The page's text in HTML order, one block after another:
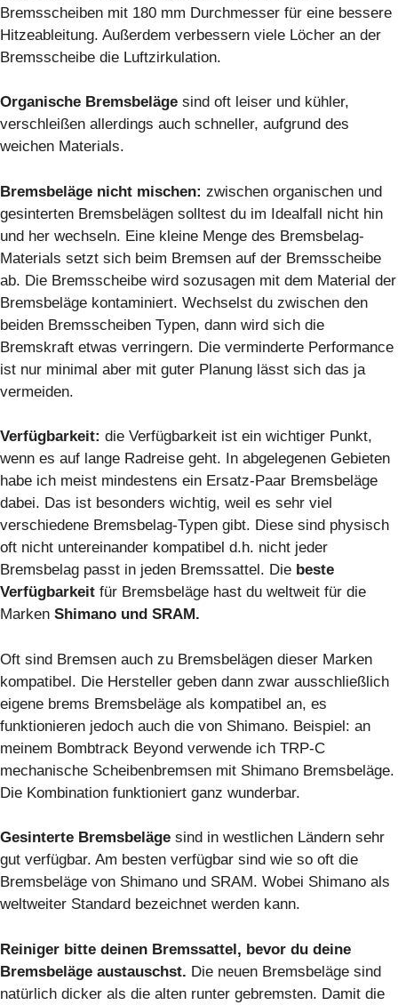
Bremsscheiben mit 180 mm Durchmesser für eine bessere
Hitzeableitung. Außerdem verbessern viele Löcher an der
Bremsscheibe die Luftzirkulation.
Organische Bremsbeläge sind oft leiser und kühler,
verschleißen allerdings auch schneller, aufgrund des
weichen Materials.
Bremsbeläge nicht mischen: zwischen organischen und
gesinterten Bremsbelägen solltest du im Idealfall nicht hin
und her wechseln. Eine kleine Menge des Bremsbelag-
Materials setzt sich beim Bremsen auf der Bremsscheibe
ab. Die Bremsscheibe wird sozusagen mit dem Material der
Bremsbeläge kontaminiert. Wechselst du zwischen den
beiden Bremsscheiben Typen, dann wird sich die
Bremskraft etwas verringern. Die verminderte Performance
ist nur minimal aber mit guter Planung lässt sich das ja
vermeiden.
Verfügbarkeit: die Verfügbarkeit ist ein wichtiger Punkt,
wenn es auf lange Radreise geht. In abgelegenen Gebieten
habe ich meist mindestens ein Ersatz-Paar Bremsbeläge
dabei. Das ist besonders wichtig, weil es sehr viel
verschiedene Bremsbelag-Typen gibt. Diese sind physisch
oft nicht untereinander kompatibel d.h. nicht jeder
Bremsbelag passt in jeden Bremssattel. Die beste
Verfügbarkeit für Bremsbeläge hast du weltweit für die
Marken Shimano und SRAM.
Oft sind Bremsen auch zu Bremsbelägen dieser Marken
kompatibel. Die Hersteller geben dann zwar ausschließlich
eigene brems Bremsbeläge als kompatibel an, es
funktionieren jedoch auch die von Shimano. Beispiel: an
meinem Bombtrack Beyond verwende ich TRP-C
mechanische Scheibenbremsen mit Shimano Bremsbeläge.
Die Kombination funktioniert ganz wunderbar.
Gesinterte Bremsbeläge sind in westlichen Ländern sehr
gut verfügbar. Am besten verfügbar sind wie so oft die
Bremsbeläge von Shimano und SRAM. Wobei Shimano als
weltweiter Standard bezeichnet werden kann.
Reiniger bitte deinen Bremssattel, bevor du deine
Bremsbeläge austauschst. Die neuen Bremsbeläge sind
natürlich dicker als die alten runter gebremsten. Damit die